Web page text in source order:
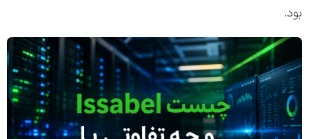
بود.